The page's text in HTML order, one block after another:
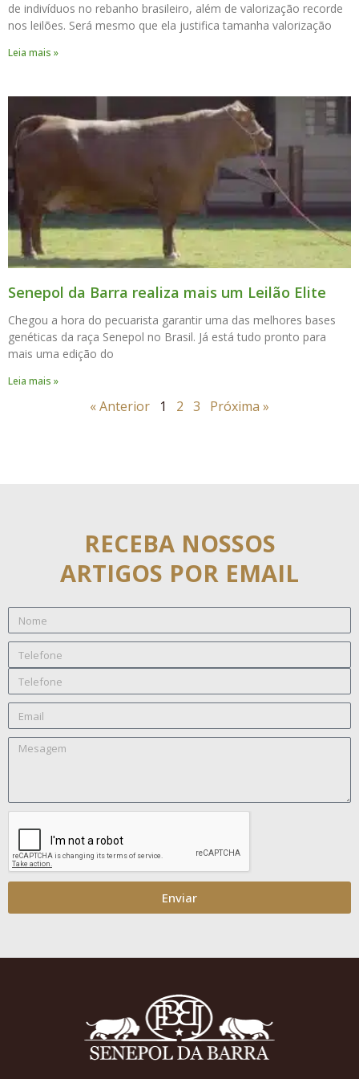
de indivíduos no rebanho brasileiro, além de valorização recorde
nos leilões. Será mesmo que ela justifica tamanha valorização
Leia mais »
Senepol da Barra realiza mais um Leilão Elite
Chegou a hora do pecuarista garantir uma das melhores bases
genéticas da raça Senepol no Brasil. Já está tudo pronto para
mais uma edição do
Leia mais »
« Anterior 1 2 3 Próxima »
RECEBA NOSSOS
ARTIGOS POR EMAIL
Enviar